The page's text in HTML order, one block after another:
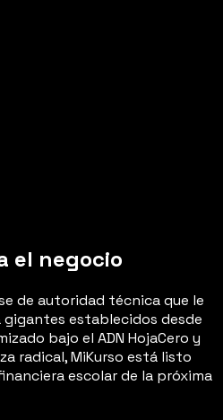
el negocio
de autoridad técnica que le
establecidos desde
bajo el ADN HojaCero y
radical, MiKurso está listo
escolar de la próxima